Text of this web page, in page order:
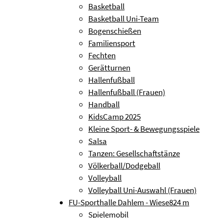
Basketball
Basketball Uni-Team
Bogenschießen
Familiensport
Fechten
Gerätturnen
Hallenfußball
Hallenfußball (Frauen)
Handball
KidsCamp 2025
Kleine Sport- & Bewegungsspiele
Salsa
Tanzen: Gesellschaftstänze
Völkerball/Dodgeball
Volleyball
Volleyball Uni-Auswahl (Frauen)
FU-Sporthalle Dahlem - Wiese824 m
Spielemobil